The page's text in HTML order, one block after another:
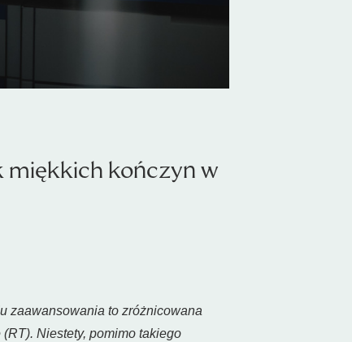
miękkich kończyn w
zaawansowania to zróżnicowana
Niestety, pomimo takiego